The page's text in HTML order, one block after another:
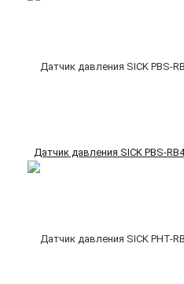
Датчик давления SICK PBS-